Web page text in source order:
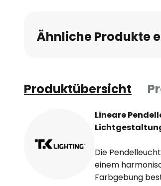
Bildgalerie
springen
Ähnliche Produkte
Produktübersicht
Lineare
Die
einem
Farbgebung